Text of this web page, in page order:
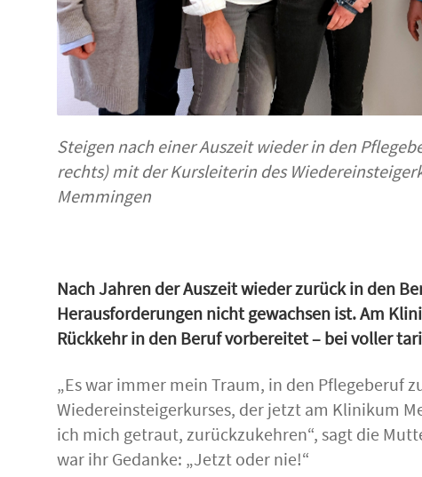
Steigen nach einer Auszeit wieder in den
rechts)mit der Kursleiterin des
Memmingen
Nach Jahren der Auszeit wieder zurück in den
Herausforderungen nicht gewachsen ist. Am
Rückkehr in den Beruf vorbereitet – bei voller
„Es war immer mein Traum, in den Pflegeberuf
Wiedereinsteigerkurses, der jetzt am Klinikum
ich mich getraut, zurückzukehren“, sagt die
war ihr Gedanke: „Jetzt oder nie!“